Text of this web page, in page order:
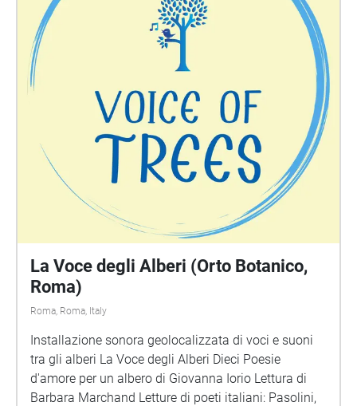
La Voce degli Alberi (Orto Botanico,
Roma)
Roma, Roma, Italy
Installazione sonora geolocalizzata di voci e suoni
tra gli alberi La Voce degli Alberi Dieci Poesie
d'amore per un albero di Giovanna Iorio Lettura di
Barbara Marchand Letture di poeti italiani: Pasolini,